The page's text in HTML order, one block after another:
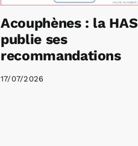
Acouphènes : la HAS
publie ses
recommandations
17/07/2026